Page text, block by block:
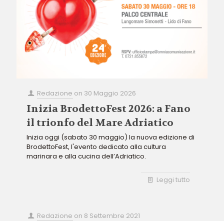
Redazione on 30 Maggio 2026
Inizia BrodettoFest 2026: a Fano
il trionfo del Mare Adriatico
Inizia oggi (sabato 30 maggio) la nuova edizione di
BrodettoFest, l'evento dedicato alla cultura
marinara e alla cucina dell’Adriatico.
Leggi tutto
Redazione on 8 Settembre 2021